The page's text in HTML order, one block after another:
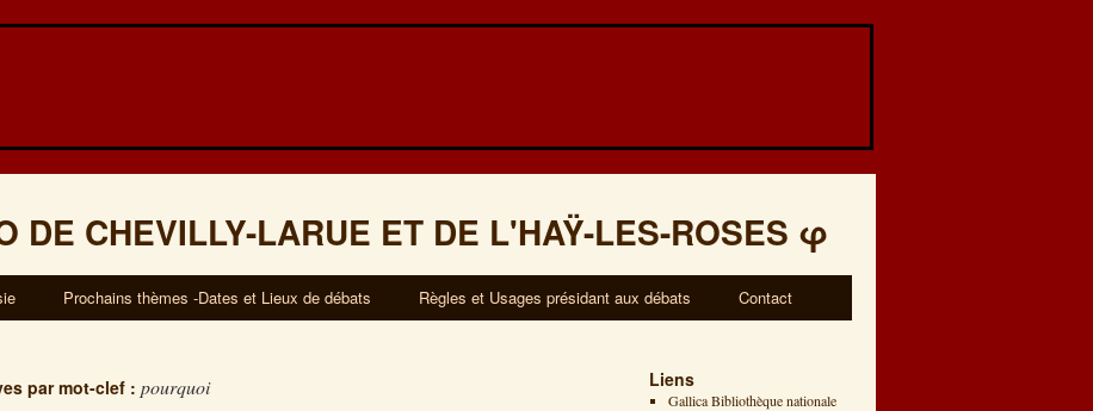
DE CHEVILLY-LARUE ET DE L'HAŸ-LES-ROSES φ
Prochains thèmes -Dates et Lieux de débats Règles et Usages présidant aux débats Contact
par mot-clef : pourquoi Liens
Gallica Bibliothèque nationale